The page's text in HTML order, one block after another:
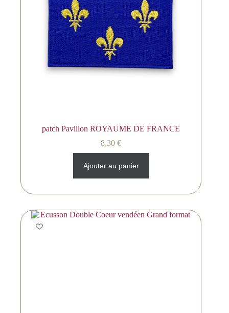
patch Pavillon ROYAUME DE FRANCE
8,30€
Ajouter au panier